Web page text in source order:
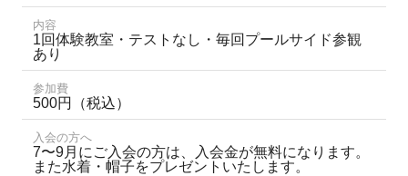
内容
1回体験教室・テストなし・毎回プールサイド参観
あり
参加費
500円（税込）
入会の方へ
7〜9月にご入会の方は、入会金が無料になります。
また水着・帽子をプレゼントいたします。